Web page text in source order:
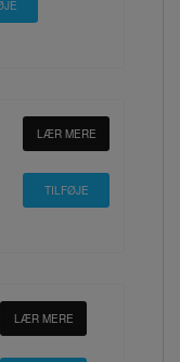
LÆR MERE
LÆR MERE